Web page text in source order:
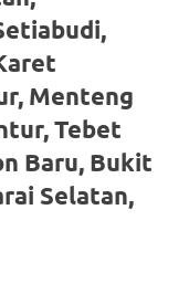
Menteng
Tebet
Baru, Bukit
Selatan,